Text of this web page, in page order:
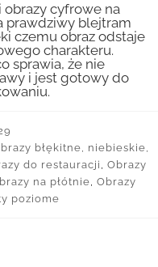
cyfrowe na
prawdziwy blejtram
czemu obraz odstaje
charakteru.
sprawia, że nie
i jest gotowy do
błękitne, niebieskie,
do restauracji , Obrazy
na płótnie, Obrazy
poziome